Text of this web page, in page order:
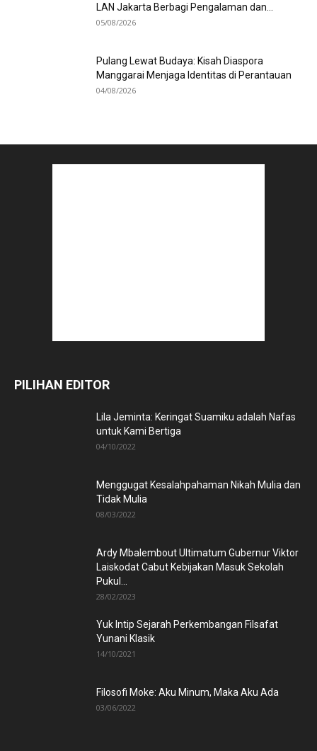
LAN Jakarta Berbagi Pengalaman dan...
05/08/2026
Pulang Lewat Budaya: Kisah Diaspora
Manggarai Menjaga Identitas di Perantauan
04/08/2026
PILIHAN EDITOR
Lila Jeminta: Keringat Suamiku adalah Nafas
untuk Kami Bertiga
04/10/2022
Menggugat Kesalahpahaman Nikah Mulia dan
Tidak Mulia
08/03/2022
Ardy Mbalembout Ultimatum Gubernur Viktor
Laiskodat Cabut Kebijakan Masuk Sekolah
Pukul...
28/02/2023
Yuk Intip Sejarah Perkembangan Filsafat
Yunani Klasik
14/10/2021
Filosofi Moke: Aku Minum, Maka Aku Ada
03/06/2022